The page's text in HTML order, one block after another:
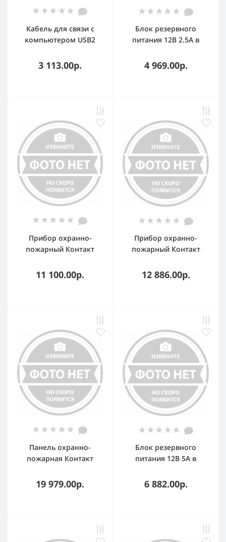
Кабель для связи с
компьютером USB2
3 113.00р.
Блок резервного
питания 12В 2.5А в
4 969.00р.
Прибор охранно-
пожарный Контакт
11 100.00р.
Прибор охранно-
пожарный Контакт
под АКБ 7 А·ч с
12 886.00р.
Панель охранно-
пожарная Контакт
19 979.00р.
Блок резервного
питания 12В 5А в
6 882.00р.